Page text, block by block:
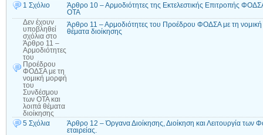
1 Σχόλιο
Άρθρο 10 – Αρμοδιότητες της Εκτελεστικής Επιτροπής
ΟΤΑ
Δεν έχουν
υποβληθεί
σχόλια στο
Άρθρο 11 –
Αρμοδιότητες
του
Προέδρου
ΦΟΔΣΑ με τη
νομική μορφή
του
Συνδέσμου
των ΟΤΑ και
λοιπά θέματα
διοίκησης
Άρθρο 11 – Αρμοδιότητες του Προέδρου ΦΟΔΣΑ με τη
θέματα διοίκησης
5 Σχόλια
Άρθρο 12 – Όργανα Διοίκησης, Διοίκηση και Λειτουργία
εταιρείας.